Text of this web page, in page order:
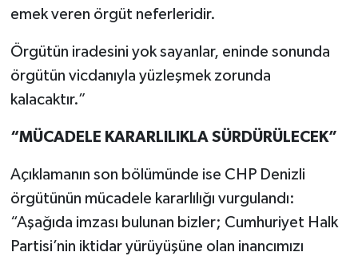
emek veren örgüt neferleridir.
Örgütün iradesini yok sayanlar, eninde sonunda
örgütün vicdanıyla yüzleşmek zorunda
kalacaktır.”
“MÜCADELE KARARLILIKLA SÜRDÜRÜLECEK”
Açıklamanın son bölümünde ise CHP Denizli
örgütünün mücadele kararlılığı vurgulandı:
“Aşağıda imzası bulunan bizler; Cumhuriyet Halk
Partisi’nin iktidar yürüyüşüne olan inancımızı